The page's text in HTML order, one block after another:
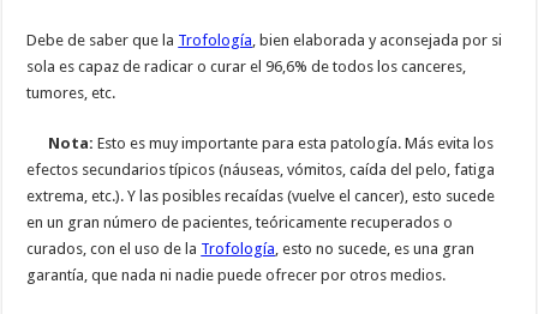
Debe de saber que la Trofología , bien elaborada y aconsejada por si
sola es capaz de radicar o curar el 96,6% de todos los canceres,
tumores, etc.
Nota:Esto es muy importante para esta patología. Más evita los
efectos secundarios típicos (náuseas, vómitos, caída del pelo, fatiga
extrema, etc.). Y las posibles recaídas (vuelve el cancer), esto sucede
en un gran número de pacientes, teóricamente recuperados o
curados, con el uso de la Trofología , esto no sucede, es una gran
garantía, que nada ni nadie puede ofrecer por otros medios.